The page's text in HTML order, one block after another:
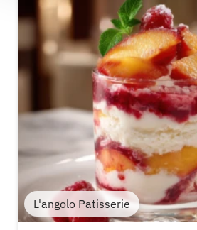
L'angolo Patisserie